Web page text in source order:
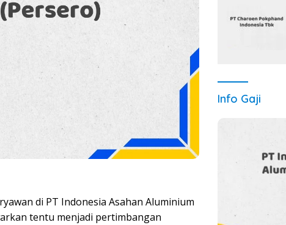
di PT Indonesia Asahan Aluminium
tentu menjadi pertimbangan
Info Gaji